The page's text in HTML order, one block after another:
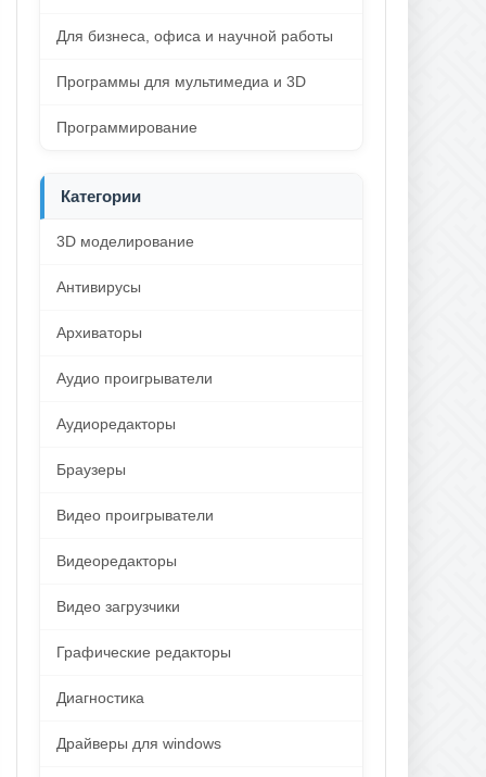
Для бизнеса, офиса и научной работы
Программы для мультимедиа и 3D
Программирование
Категории
3D моделирование
Антивирусы
Архиваторы
Аудио проигрыватели
Аудиоредакторы
Браузеры
Видео проигрыватели
Видеоредакторы
Видео загрузчики
Графические редакторы
Диагностика
Драйверы для windows